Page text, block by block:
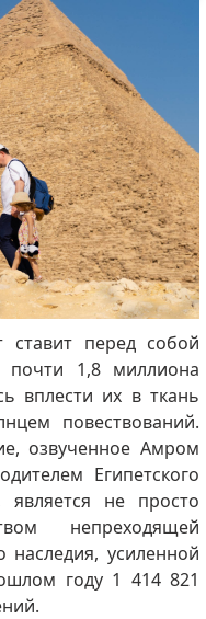
перед собой
1,8 миллиона
вплести их в ткань
повествований.
озвученное Амром
Египетского
является не просто
непреходящей
наследия, усиленной
году 1 414 821